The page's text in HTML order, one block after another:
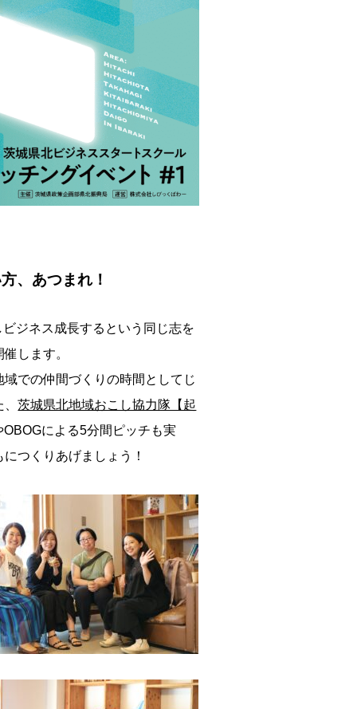
、あつまれ！
ジネス成長するという同じ志を
します。
での仲間づくりの時間としてじ
、茨城県北地域おこし協力隊【起
OBOGによる5分間ピッチも実
つくりあげましょう！